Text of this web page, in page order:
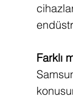
Farklı